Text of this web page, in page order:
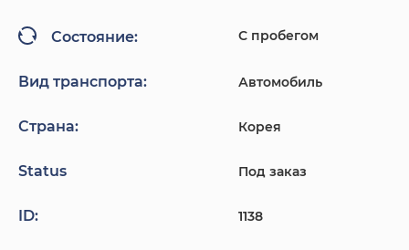
Состояние: С пробегом
Вид транспорта: Автомобиль
Страна: Корея
Status Под заказ
ID: 1138